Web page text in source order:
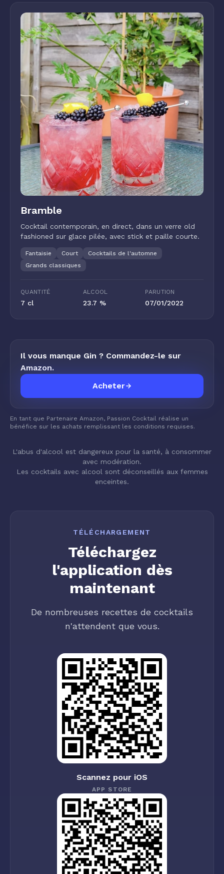
Bramble
Cocktail contemporain, en direct, dans un verre old
fashioned sur glace pilée, avec stick et paille courte.
Fantaisie Court
Cocktails de l'automne
Grands classiques
QUANTITÉ
7 cl
ALCOOL
23.7 %
PARUTION
07/01/2022
Il vous manque Gin ? Commandez-le sur
Amazon.
Acheter
En tant que Partenaire Amazon, Passion Cocktail réalise un
bénéfice sur les achats remplissant les conditions requises.
L'abus d'alcool est dangereux pour la santé, à consommer
avec modération.
Les cocktails avec alcool sont déconseillés aux femmes
enceintes.
TÉLÉCHARGEMENT
Téléchargez
l'application dès
maintenant
De nombreuses recettes de cocktails
n'attendent que vous.
Scannez pour iOS
APP STORE